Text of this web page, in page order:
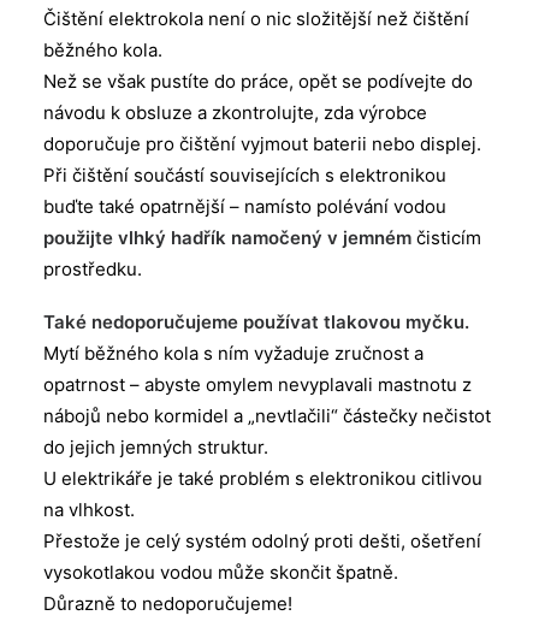
Čištění elektrokola není o nic složitější než čištění
běžného kola.
Než se však pustíte do práce, opět se podívejte do
návodu k obsluze a zkontrolujte, zda výrobce
doporučuje pro čištění vyjmout baterii nebo displej.
Při čištění součástí souvisejících s elektronikou
buďte také opatrnější – namísto polévání vodou
použijte vlhký hadřík namočený v jemném čisticím
prostředku.
Také nedoporučujeme používat tlakovou myčku.
Mytí běžného kola s ním vyžaduje zručnost a
opatrnost – abyste omylem nevyplavali mastnotu z
nábojů nebo kormidel a „nevtlačili“ částečky nečistot
do jejich jemných struktur.
U elektrikáře je také problém s elektronikou citlivou
na vlhkost.
Přestože je celý systém odolný proti dešti, ošetření
vysokotlakou vodou může skončit špatně.
Důrazně to nedoporučujeme!